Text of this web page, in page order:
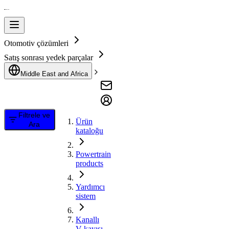
Otomotiv çözümleri
Satış sonrası yedek parçalar
Middle East and Africa
Filtrele ve
Ara
Ürün
kataloğu
Powertrain
products
Yardımcı
sistem
Kanallı